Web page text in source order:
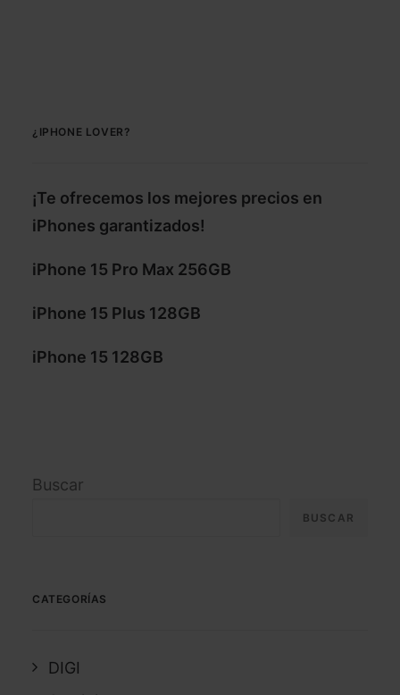
¿IPHONE LOVER?
¡Te ofrecemos los mejores precios en
iPhones garantizados!
iPhone 15 Pro Max 256GB
iPhone 15 Plus 128GB
iPhone 15 128GB
Buscar
BUSCAR
CATEGORÍAS
DIGI